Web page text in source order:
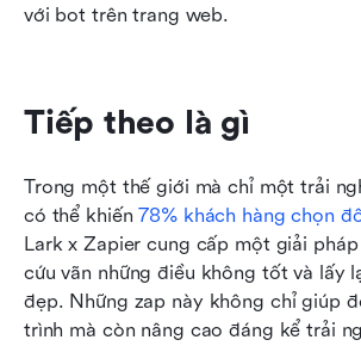
với bot trên trang web.
Tiếp theo là gì
Trong một thế giới mà chỉ một trải
có thể khiến 78% khách hàng chọn
Lark x Zapier cung cấp một giải
cứu vãn những điều không tốt và lấy
đẹp. Những zap này không chỉ giúp
trình mà còn nâng cao đáng kể trải